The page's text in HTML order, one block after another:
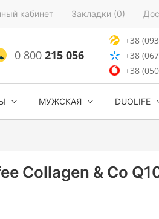
кабинет Закладки (0)
0 800215 056
+38
+38
+38
МУЖСКАЯ DUOLIFE
Collagen & Co